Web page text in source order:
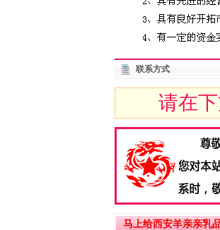
联系方式
请在
马上给西安羊亲亲乳